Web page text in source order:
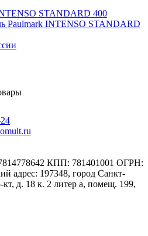
Paulmark INTENSO STANDARD
КПП: 781401001 ОГРН:
адрес: 197348, город Санкт-
д. 18 к. 2 литер а, помещ. 199,